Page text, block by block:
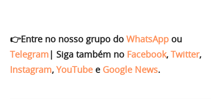
👉Entre no nosso grupo do WhatsApp ou
Telegram | Siga também no Facebook, Twitter,
Instagram, YouTube e Google News.